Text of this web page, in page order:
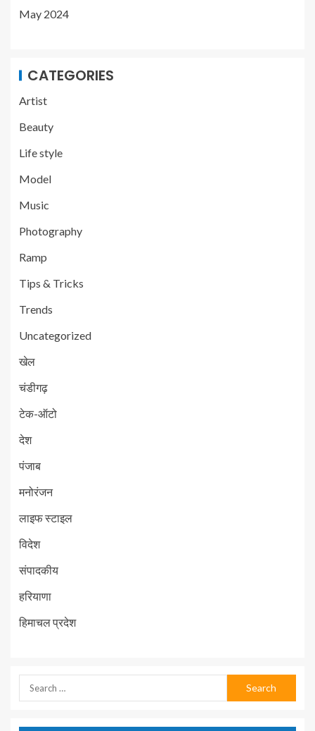
May 2024
CATEGORIES
Artist
Beauty
Life style
Model
Music
Photography
Ramp
Tips & Tricks
Trends
Uncategorized
खेल
चंडीगढ़
टेक-ऑटो
देश
पंजाब
मनोरंजन
लाइफ स्टाइल
विदेश
संपादकीय
हरियाणा
हिमाचल प्रदेश